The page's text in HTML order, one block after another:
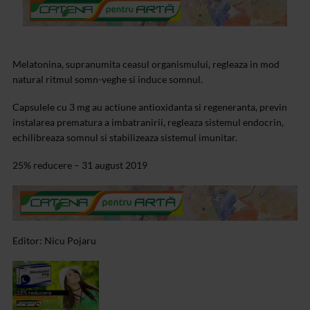
Melatonina, supranumita ceasul organismului, regleaza in mod
natural ritmul somn-veghe si induce somnul.
Capsulele cu 3 mg au actiune antioxidanta si regeneranta, previn
instalarea prematura a imbatranirii, regleaza sistemul endocrin,
echilibreaza somnul si stabilizeaza sistemul imunitar.
25% reducere – 31 august 2019
Editor: Nicu Pojaru